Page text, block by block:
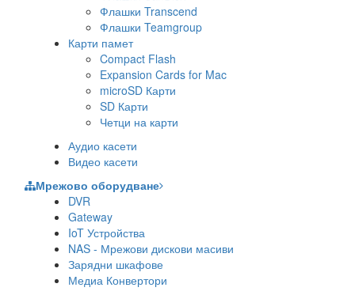
Флашки Transcend
Флашки Teamgroup
Карти памет
Compact Flash
Expansion Cards for Mac
microSD Карти
SD Карти
Четци на карти
Аудио касети
Видео касети
Мрежово оборудване
DVR
Gateway
IoT Устройства
NAS - Мрежови дискови масиви
Зарядни шкафове
Медиа Конвертори